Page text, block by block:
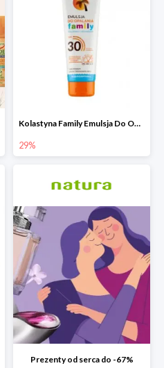
Kolastyna Family Emulsja Do Opalania
29%
Prezenty od serca do -67%